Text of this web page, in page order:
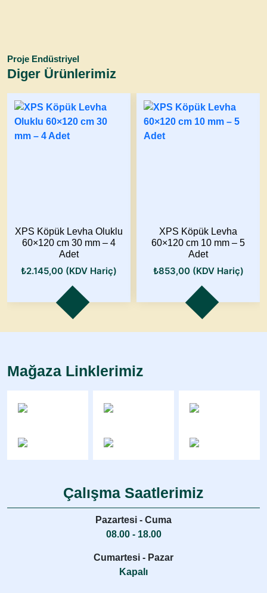
Proje Endüstriyel
Diger Ürünlerimiz
XPS Köpük Levha Oluklu
60×120 cm 30 mm – 4
Adet
₺2.145,00 (KDV Hariç)
XPS Köpük Levha
60×120 cm 10 mm – 5
Adet
₺853,00(KDV Hariç)
Mağaza Linklerimiz
Çalışma Saatlerimiz
Pazartesi - Cuma
08.00 - 18.00
Cumartesi - Pazar
Kapalı